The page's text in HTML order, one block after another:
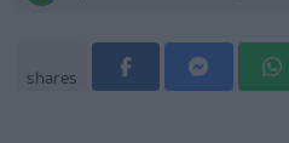
shares